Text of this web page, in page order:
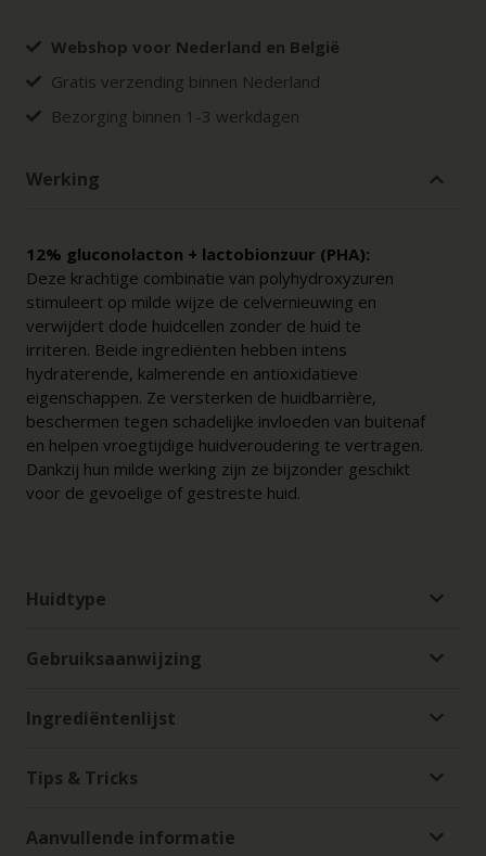
Webshop voor Nederland en België
Gratis verzending binnen Nederland
Bezorging binnen 1-3 werkdagen
Werking
12% gluconolacton + lactobionzuur (PHA):
Deze krachtige combinatie van polyhydroxyzuren
stimuleert op milde wijze de celvernieuwing en
verwijdert dode huidcellen zonder de huid te
irriteren. Beide ingrediënten hebben intens
hydraterende, kalmerende en antioxidatieve
eigenschappen. Ze versterken de huidbarrière,
beschermen tegen schadelijke invloeden van buitenaf
en helpen vroegtijdige huidveroudering te vertragen.
Dankzij hun milde werking zijn ze bijzonder geschikt
voor de gevoelige of gestreste huid.
Huidtype
Gebruiksaanwijzing
Ingrediëntenlijst
Tips & Tricks
Aanvullende informatie